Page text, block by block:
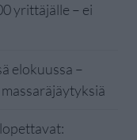
yrittäjälle – ei
elokuussa –